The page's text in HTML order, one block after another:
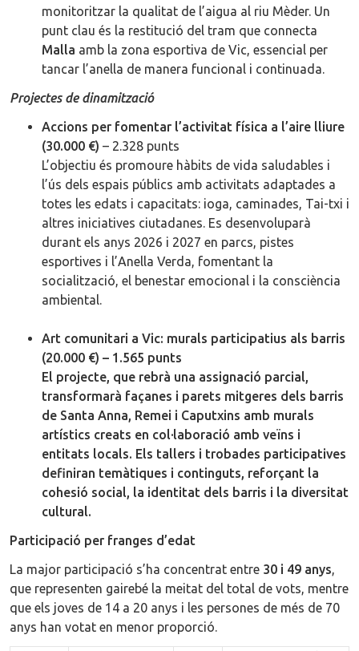
monitoritzar la qualitat de l’aigua al riu Mèder. Un
punt clau és la restitució del tram que connecta
Malla amb la zona esportiva de Vic, essencial per
tancar l’anella de manera funcional i continuada.
Projectes de dinamització
Accions per fomentar l’activitat física a l’aire lliure
(30.000 €) – 2.328 punts
L’objectiu és promoure hàbits de vida saludables i
l’ús dels espais públics amb activitats adaptades a
totes les edats i capacitats: ioga, caminades, Tai-txi i
altres iniciatives ciutadanes. Es desenvoluparà
durant els anys 2026 i 2027 en parcs, pistes
esportives i l’Anella Verda, fomentant la
socialització, el benestar emocional i la consciència
ambiental.
Art comunitari a Vic: murals participatius als barris
(20.000 €) – 1.565 punts
El projecte, que rebrà una assignació parcial,
transformarà façanes i parets mitgeres dels barris
de Santa Anna, Remei i Caputxins amb murals
artístics creats en col·laboració amb veïns i
entitats locals. Els tallers i trobades participatives
definiran temàtiques i continguts, reforçant la
cohesió social, la identitat dels barris i la diversitat
cultural.
Participació per franges d’edat
La major participació s’ha concentrat entre 30 i 49 anys,
que representen gairebé la meitat del total de vots, mentre
que els joves de 14 a 20 anys i les persones de més de 70
anys han votat en menor proporció.